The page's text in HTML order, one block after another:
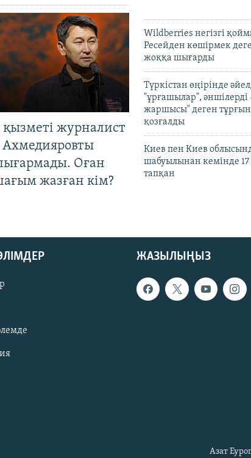
журналист
Оған
жазған кім?
Wildberries негізгі
Ресейден көшірмек
жоққа шығарды
Түркістан өңірінде
"ұрғашылар",
жаршысы" деген тұрғын
қозғалды
Киев пен Киев
шабуылынан кемінде 17
тапқан
ЖАЗЫЛЫҢЫЗ
Азат